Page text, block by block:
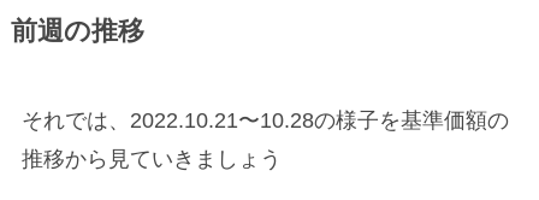
前週の推移
それでは、2022.10.21〜10.28の様子を基準価額の
推移から見ていきましょう